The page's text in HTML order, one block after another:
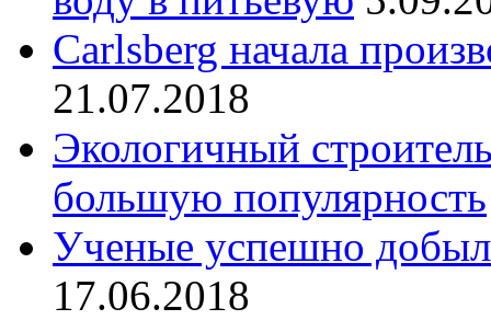
Carlsberg начала
21.07.2018
Экологичный
большую популярность
Ученые успешно
17.06.2018